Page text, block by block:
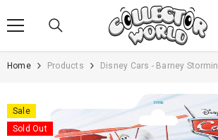
Home Products Disney Cars - Barney Stormin
Sale
Sold Out